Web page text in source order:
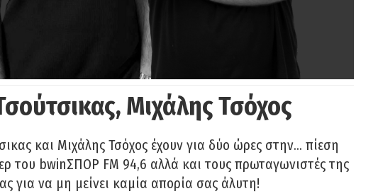
Μιχάλης Τσόχος
και Μιχάλης Τσόχος έχουν για δύο ώρες στην… πίεση
του bwinΣΠΟΡ FM 94,6 αλλά και τους πρωταγωνιστές της
για να μη μείνει καμία απορία σας άλυτη!